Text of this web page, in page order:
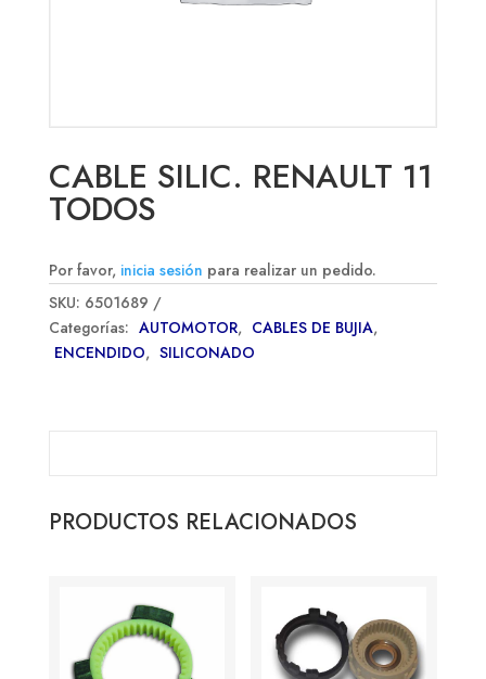
CABLE SILIC. RENAULT 11
TODOS
Por favor, inicia sesión para realizar un pedido.
SKU: 6501689
Categorías: AUTOMOTOR, CABLES DE BUJIA,
ENCENDIDO, SILICONADO
PRODUCTOS RELACIONADOS